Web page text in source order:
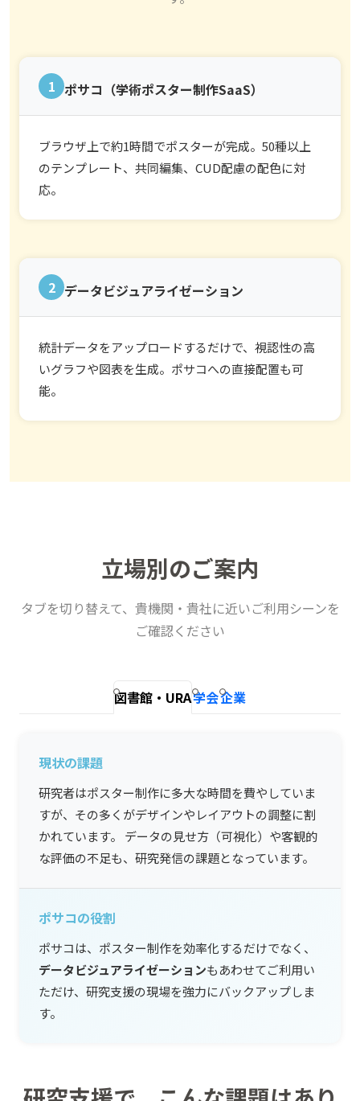
1 ポサコ（学術ポスター制作SaaS）
ブラウザ上で約1時間でポスターが完成。50種以上
のテンプレート、共同編集、CUD配慮の配色に対
応。
2 データビジュアライゼーション
統計データをアップロードするだけで、視認性の高
いグラフや図表を生成。ポサコへの直接配置も可
能。
立場別のご案内
タブを切り替えて、貴機関・貴社に近いご利用シーンを
ご確認ください
図書館・URA学会企業
現状の課題
研究者はポスター制作に多大な時間を費やしていま
すが、その多くがデザインやレイアウトの調整に割
かれています。 データの見せ方（可視化）や客観的
な評価の不足も、研究発信の課題となっています。
ポサコの役割
ポサコは、ポスター制作を効率化するだけでなく、
データビジュアライゼーションもあわせてご利用い
ただけ、研究支援の現場を強力にバックアップしま
す。